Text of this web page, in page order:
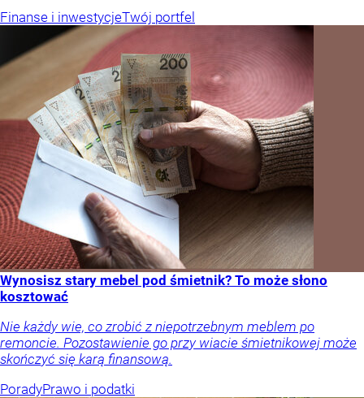
Finanse i inwestycjeTwój portfel
Wynosisz stary mebel pod śmietnik? To może słono
kosztować
Nie każdy wie, co zrobić z niepotrzebnym meblem po
remoncie. Pozostawienie go przy wiacie śmietnikowej może
skończyć się karą finansową.
PoradyPrawo i podatki